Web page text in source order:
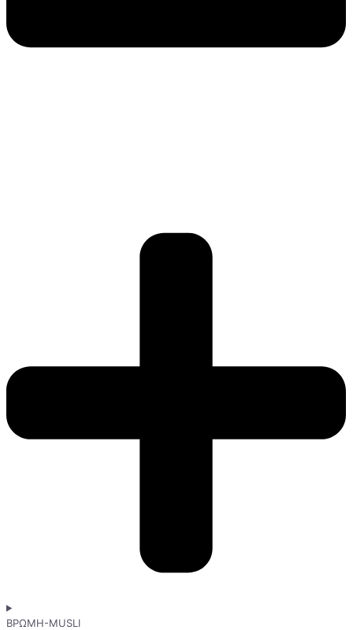
ΒΡΩΜΗ-MUSLI